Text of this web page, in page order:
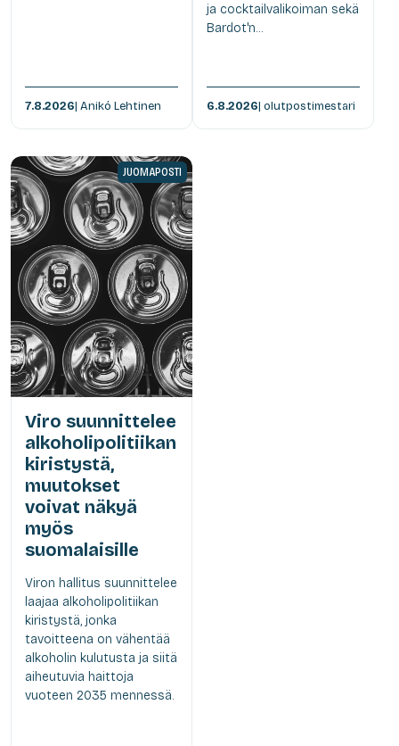
7.8.2026| Anikó Lehtinen
ja cocktailvalikoiman sekä
Bardot'n...
6.8.2026| olutpostimestari
JUOMAPOSTI
Viro suunnittelee
alkoholipolitiikan
kiristystä,
muutokset
voivat näkyä
myös
suomalaisille
Viron hallitus suunnittelee
laajaa alkoholipolitiikan
kiristystä, jonka
tavoitteena on vähentää
alkoholin kulutusta ja siitä
aiheutuvia haittoja
vuoteen 2035 mennessä.